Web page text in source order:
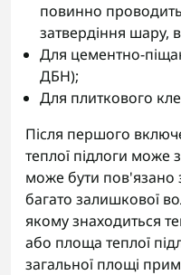
повинно
затвердіння шару,
Для цементно-
ДБН);
Для плиткового
Після першого
теплої підлоги може
може бути пов'язано
багато залишкової
якому знаходиться
або площа теплої
загальної площі